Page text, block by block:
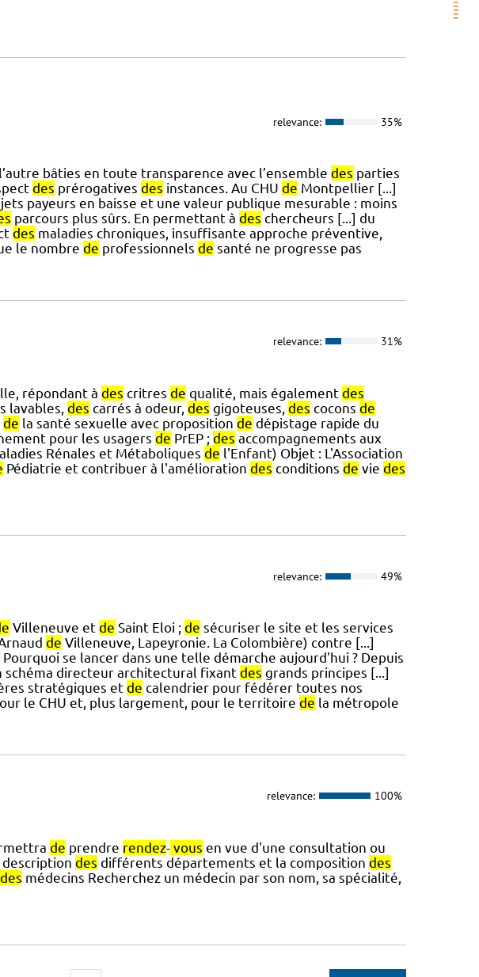
relevance: 35%
bâties en toute transparence avec l’ensemble des parties
des prérogatives des instances. Au CHU de Montpellier [...]
payeurs en baisse et une valeur publique mesurable : moins
parcours plus sûrs. En permettant à des chercheurs [...] du
des maladies chroniques, insuffisante approche préventive,
le nombre de professionnels de santé ne progresse pas
relevance: 31%
répondant à des critres de qualité, mais également des
lavables, des carrés à odeur, des gigoteuses, des cocons de
de la santé sexuelle avec proposition de dépistage rapide du
pour les usagers de PrEP ; des accompagnements aux
Rénales et Métaboliques de l'Enfant) Objet : L'Association
Pédiatrie et contribuer à l'amélioration des conditions de vie des
relevance: 49%
Villeneuve et de Saint Eloi ; de sécuriser le site et les services
de Villeneuve, Lapeyronie. La Colombière) contre [...]
Pourquoi se lancer dans une telle démarche aujourd'hui ? Depuis
schéma directeur architectural fixant des grands principes [...]
stratégiques et de calendrier pour fédérer toutes nos
le CHU et, plus largement, pour le territoire de la métropole
relevance: 100%
de prendre rendez- vous en vue d'une consultation ou
des différents départements et la composition des
des médecins Recherchez un médecin par son nom, sa spécialité,